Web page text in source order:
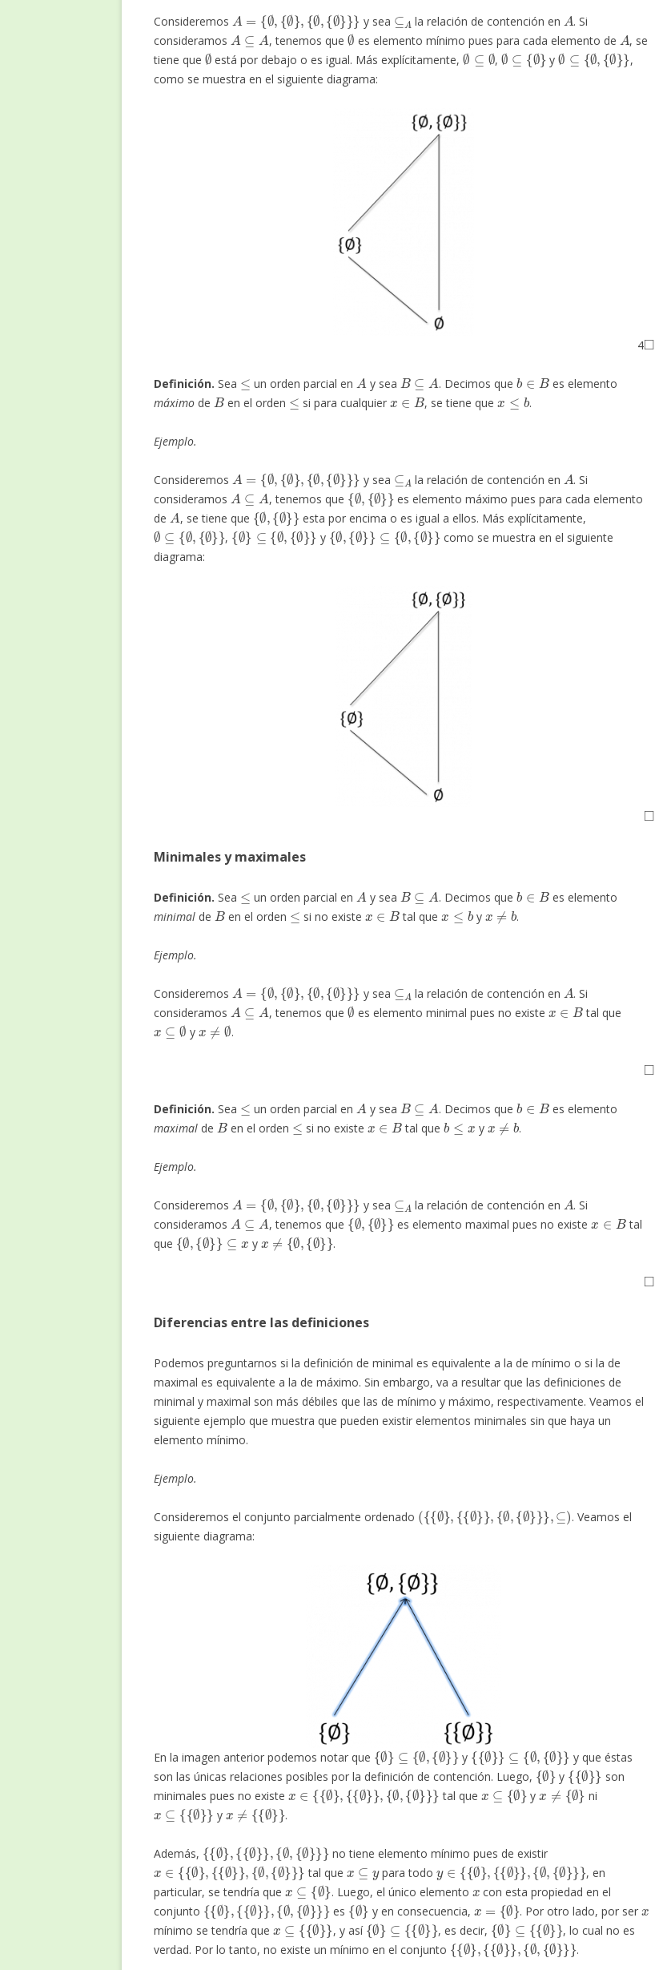
Consideremos
A ∅,{ ∅},{ ∅,{ ∅}} }
y sea la relación de contención en
A
. Si
consideramos
A⊆
, tenemos que
∅
es elemento mínimo pues para cada elemento de
A
, se
tiene que
∅
está por debajo o es igual. Más explícitamente,
∅⊆∅
,
∅⊆{∅}
y
∅⊆{∅,
{∅}}
,
como se muestra en el siguiente diagrama:
4
◻
Definición. Sea un orden parcial en
A
y sea
B⊆
. Decimos que
b B
es elemento
máximo de
B
en el orden
≤
si para cualquier
x ∈ B
, se tiene que
x≤ b
.
Ejemplo.
Consideremos
A ∅,{ ∅},{ ∅,{ ∅}} }
y sea la relación de contención en
A
. Si
consideramos
A⊆
, tenemos que
{∅,
{∅}}
es elemento máximo pues para cada elemento
de
A
, se tiene que
{∅,
{∅}}
esta por encima o es igual a ellos. Más explícitamente,
∅ ⊆{∅,
{∅}}
,
{∅ ⊆{∅,{∅}}
y
{∅ {∅}}⊆ {∅,{∅}}
como se muestra en el siguiente
diagrama:
◻
Minimales y maximales
Definición. Sea un orden parcial en
A
y sea
B⊆
. Decimos que
b B
es elemento
minimal de
B
en el orden
≤
si no existe
x∈B
tal que
x≤b
y
x ≠b
.
Ejemplo.
Consideremos
A ∅,{ ∅},{ ∅,{ ∅}} }
y sea la relación de contención en
A
. Si
consideramos
A⊆
, tenemos que
∅
es elemento minimal pues no existe
x∈B
tal que
x⊆∅
y
x≠∅
.
◻
Definición. Sea un orden parcial en
A
y sea
B⊆
. Decimos que
b B
es elemento
maximal de
B
en el orden
≤
si no existe
x ∈B
tal que
b≤x
y
x ≠b
.
Ejemplo.
Consideremos
A ∅,{ ∅},{ ∅,{ ∅}} }
y sea la relación de contención en
A
. Si
consideramos
A⊆
, tenemos que
{∅,
{∅}}
es elemento maximal pues no existe
B
tal
que
{∅,{∅}}⊆x
y
x≠ {∅,{∅}}
.
◻
Diferencias entre las definiciones
Podemos preguntarnos si la definición de minimal es equivalente a la de mínimo o si la de
maximal es equivalente a la de máximo. Sin embargo, va a resultar que las definiciones de
minimal y maximal son más débiles que las de mínimo y máximo, respectivamente. Veamos el
siguiente ejemplo que muestra que pueden existir elementos minimales sin que haya un
elemento mínimo.
Ejemplo.
Consideremos el conjunto parcialmente ordenado
({{∅} {∅} } ∅ ∅} }}
. Veamos el
siguiente diagrama:
En la imagen anterior podemos notar que
{∅ ∅ ∅}}
y
{{∅}} ∅, ∅}}
y que éstas
son las únicas relaciones posibles por la definición de contención. Luego,
{∅}
y
{{∅}}
son
minimales pues no existe
x∈{{∅},{{∅}},{∅,{∅}}}
tal que
x⊆{∅}
y
x≠ {∅}
ni
x⊆{{∅}}
y
x≠{{ ∅}}
.
Además,
{{∅} {{ ∅}} ∅ ∅}} }
no tiene elemento mínimo pues de existir
x∈{{∅},{{∅}},{∅,{ ∅}}}
tal que
x⊆y
para todo
y∈{{∅},{{∅}},{∅, ∅}}}
, en
particular, se tendría que
x ⊆ ∅}
. Luego, el único elemento
x
con esta propiedad en el
conjunto
{{∅},{{∅}},{∅, {∅}}}
es
{∅}
y en consecuencia,
x ={∅}
. Por otro lado, por ser
mínimo se tendría que
x⊆{ {∅}}
, y así
{∅}⊆{{∅}}
, es decir,
{∅}⊆ { {∅}}
, lo cual no es
verdad. Por lo tanto, no existe un mínimo en el conjunto
{{∅},{{ ∅}},{∅,{∅}}}
.